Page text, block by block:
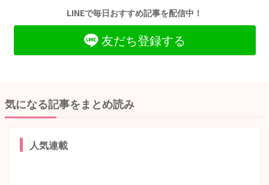
LINEで毎日おすすめ記事を配信中！
友だち登録する
気になる記事をまとめ読み
人気連載